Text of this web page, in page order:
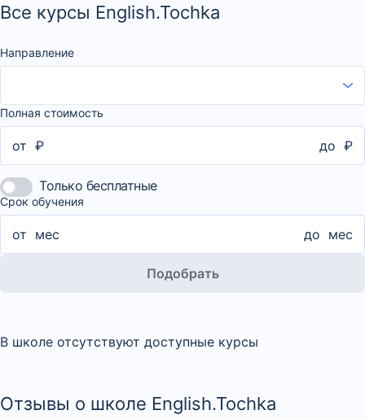
Все курсы English.Tochka
Направление
Полная стоимость
от ₽ до ₽
Только бесплатные
Срок обучения
от мес до мес
Подобрать
В школе отсутствуют доступные курсы
Отзывы о школе English.Tochka